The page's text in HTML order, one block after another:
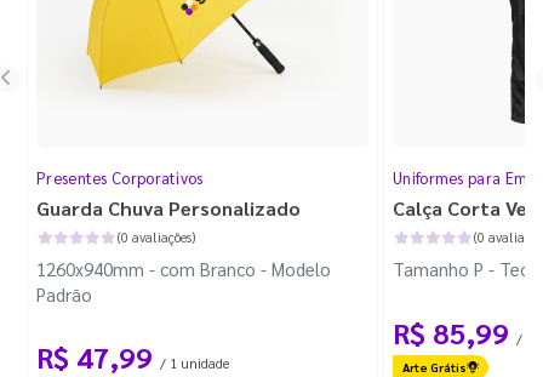
Presentes Corporativos
Guarda Chuva Personalizado
(0 avaliações)
1260x940mm - com Branco - Modelo
Padrão
R$ 47,99 / 1 unidade
Uniformes para
Calça Corta
(0
Tamanho P -
R$ 85,99 / 1
Arte Grátis